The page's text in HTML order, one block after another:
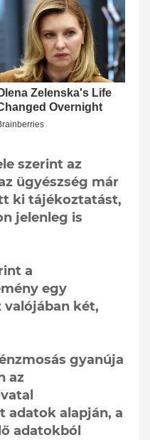
szerint az
ügyészség már
ki tájékoztatást,
jelenleg is
a
egy
valójában két,
gyanúja
az
adatok alapján, a
adatokból